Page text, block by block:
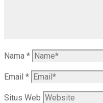
Nama *
Email *
Situs Web